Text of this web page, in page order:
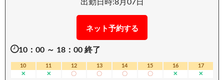
足を見逃さず、心の奥まで読み取って応えるテク
ニックは、まさにプロフェッショナル。 何気ない
スキンシップから始まる官能。 細く柔らかな指先
が、ゆっくりと肌を這い、鋭敏な性感をじっくり
と炙り出す… そして、優しく触れた舌先が、パン
出勤日時:8月07日
ネット予約する
10：00 ～ 18：00 終了
10
✕
11
✕
12
〇
13
〇
14
〇
15
〇
16
✕
17
✕